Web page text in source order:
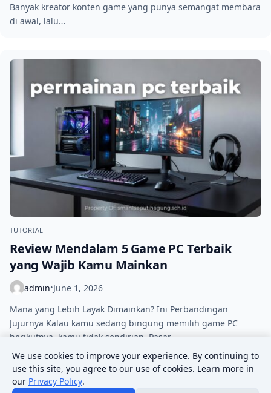
Banyak kreator konten game yang punya semangat membara
di awal, lalu…
TUTORIAL
Review Mendalam 5 Game PC Terbaik
yang Wajib Kamu Mainkan
admin•June 1, 2026
Mana yang Lebih Layak Dimainkan? Ini Perbandingan
Jujurnya Kalau kamu sedang bingung memilih game PC
berikutnya, kamu tidak sendirian. Pasar…
Previous 1 … 4
We use cookies to improve your experience. By continuing to
use this site, you agree to our use of cookies. Learn more in
our Privacy Policy.